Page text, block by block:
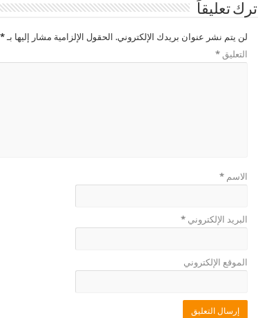
اترك تعليقاً
لن يتم نشر عنوان بريدك الإلكتروني. الحقول الإلزامية مشار إليها بـ *
التعليق *
الاسم *
البريد الإلكتروني *
الموقع الإلكتروني